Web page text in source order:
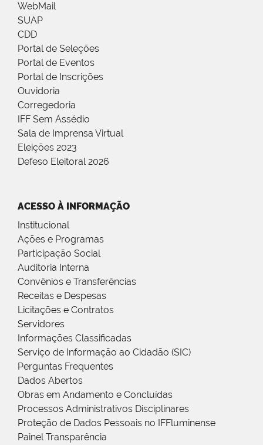
WebMail
SUAP
CDD
Portal de Seleções
Portal de Eventos
Portal de Inscrições
Ouvidoria
Corregedoria
IFF Sem Assédio
Sala de Imprensa Virtual
Eleições 2023
Defeso Eleitoral 2026
ACESSO À INFORMAÇÃO
Institucional
Ações e Programas
Participação Social
Auditoria Interna
Convênios e Transferências
Receitas e Despesas
Licitações e Contratos
Servidores
Informações Classificadas
Serviço de Informação ao Cidadão (SIC)
Perguntas Frequentes
Dados Abertos
Obras em Andamento e Concluídas
Processos Administrativos Disciplinares
Proteção de Dados Pessoais no IFFluminense
Painel Transparência